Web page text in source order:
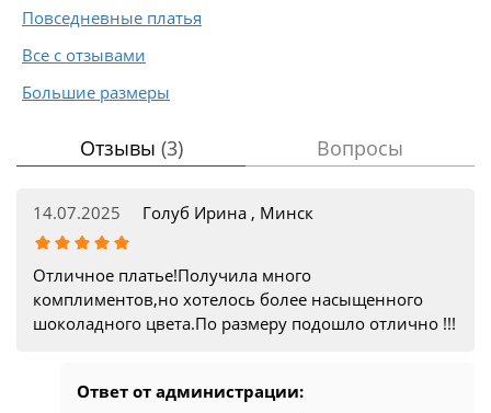
Повседневные платья
Все с отзывами
Большие размеры
Отзывы (3) Вопросы
14.07.2025 Голуб Ирина , Минск
Отличное платье!Получила много
комплиментов,но хотелось более насыщенного
шоколадного цвета.По размеру подошло отлично !!!
Ответ от администрации: